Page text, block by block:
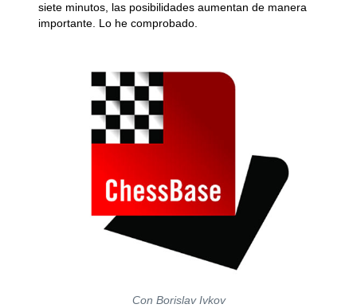
siete minutos, las posibilidades aumentan de manera
importante. Lo he comprobado.
Con Borislav Ivkov